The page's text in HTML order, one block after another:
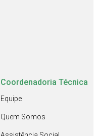
Coordenadoria Técnica
Equipe
Quem Somos